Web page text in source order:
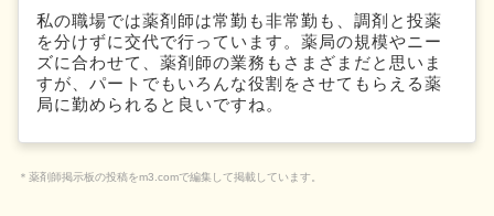
私の職場では薬剤師は常勤も非常勤も、調剤と投薬
を分けずに交代で行っています。薬局の規模やニー
ズに合わせて、薬剤師の業務もさまざまだと思いま
すが、パートでもいろんな役割をさせてもらえる薬
局に勤められると良いですね。
＊薬剤師掲示板の投稿をm3.comで編集して掲載しています。